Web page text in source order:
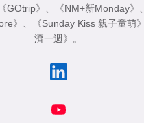
《GOtrip》 、 《NM+新Monday》 、
》 、 《Sunday Kiss 親子童萌》
濟一週》 。